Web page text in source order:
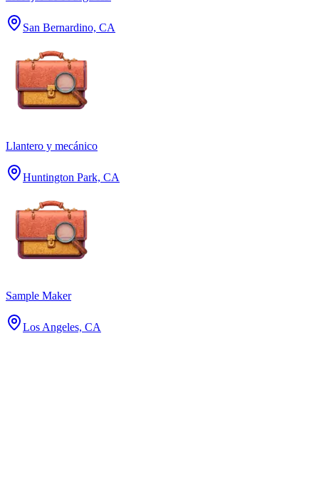
San Bernardino, CA
Llantero y mecánico
Huntington Park, CA
Sample Maker
Los Angeles, CA